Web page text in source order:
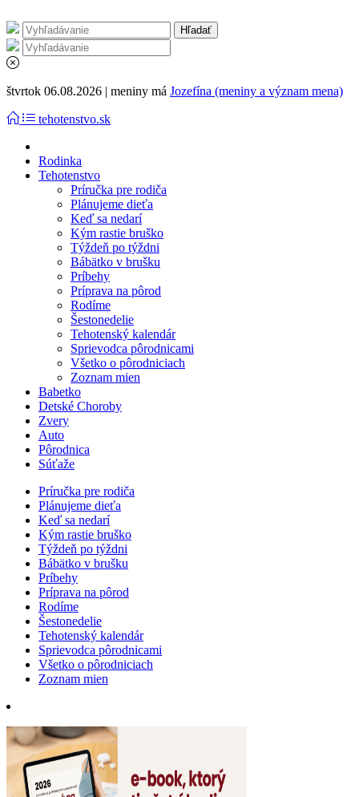
štvrtok 06.08.2026 | meniny má Jozefína (meniny a význam mena)
tehotenstvo.sk
Rodinka
Tehotenstvo
Príručka pre rodiča
Plánujeme dieťa
Keď sa nedarí
Kým rastie bruško
Týždeň po týždni
Bábätko v brušku
Príbehy
Príprava na pôrod
Rodíme
Šestonedelie
Tehotenský kalendár
Sprievodca pôrodnicami
Všetko o pôrodniciach
Zoznam mien
Babetko
Detské Choroby
Zvery
Auto
Pôrodnica
Súťaže
Príručka pre rodiča
Plánujeme dieťa
Keď sa nedarí
Kým rastie bruško
Týždeň po týždni
Bábätko v brušku
Príbehy
Príprava na pôrod
Rodíme
Šestonedelie
Tehotenský kalendár
Sprievodca pôrodnicami
Všetko o pôrodniciach
Zoznam mien